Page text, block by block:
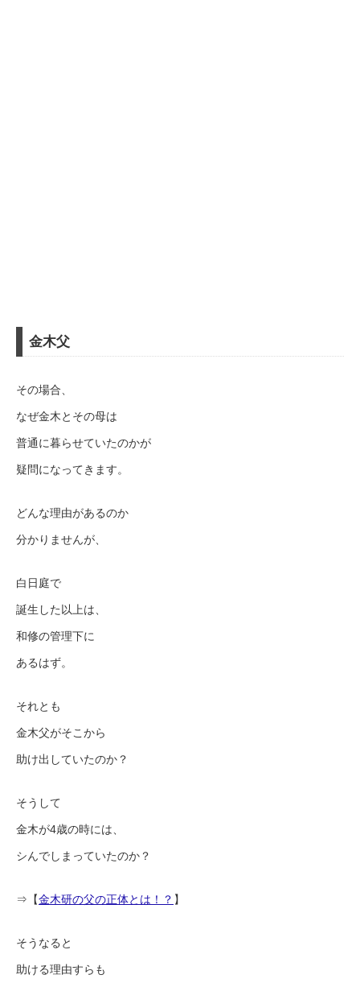
金木父
その場合、
なぜ金木とその母は
普通に暮らせていたのかが
疑問になってきます。
どんな理由があるのか
分かりませんが、
白日庭で
誕生した以上は、
和修の管理下に
あるはず。
それとも
金木父がそこから
助け出していたのか？
そうして
金木が4歳の時には、
シんでしまっていたのか？
⇒【金木研の父の正体とは！？ 】
そうなると
助ける理由すらも